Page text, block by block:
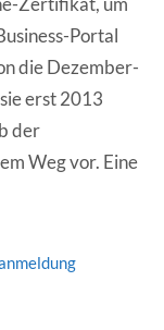
Portal
die Dezember-
erst 2013
der
Weg vor. Eine